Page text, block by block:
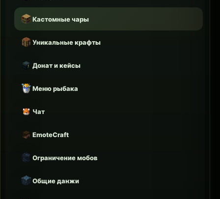
Кастомные чары
Уникальные крафты
Донат и кейсы
Меню рыбака
Чат
EmoteCraft
Ограничение мобов
Общие данжи